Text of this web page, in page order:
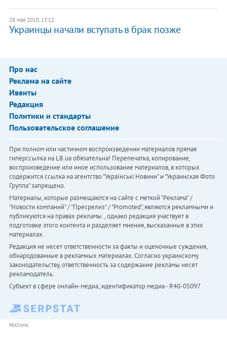
28 мая 2010, 13:12
Украинцы начали вступать в брак позже
Про нас
Реклама на сайте
Ивенты
Редакция
Политики и стандарты
Пользовательское соглашение
При полном или частичном воспроизведении материалов прямая
гиперссылка на LB.ua обязательна! Перепечатка, копирование,
воспроизведение или иное использование материалов, в которых
содержится ссылка на агентство "Українськi Новини" и "Украинская Фото
Группа" запрещено.
Материалы, которые размещаются на сайте с меткой "Реклама" /
"Новости компаний" / "Пресрелиз" / "Promoted", являются рекламными и
публикуются на правах рекламы. , однако редакция участвует в
подготовке этого контента и разделяет мнения, высказанные в этих
материалах.
Редакция не несет ответственности за факты и оценочные суждения,
обнародованные в рекламных материалах. Согласно украинскому
законодательству, ответственность за содержание рекламы несет
рекламодатель.
Субъект в сфере онлайн-медиа; идентификатор медиа - R40-05097
РЕКЛАМА